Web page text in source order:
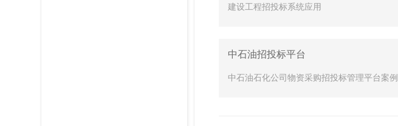
建设工程招投标系统应用
中石油招投标平台
中石油石化公司物资采购招投标管理平台案例